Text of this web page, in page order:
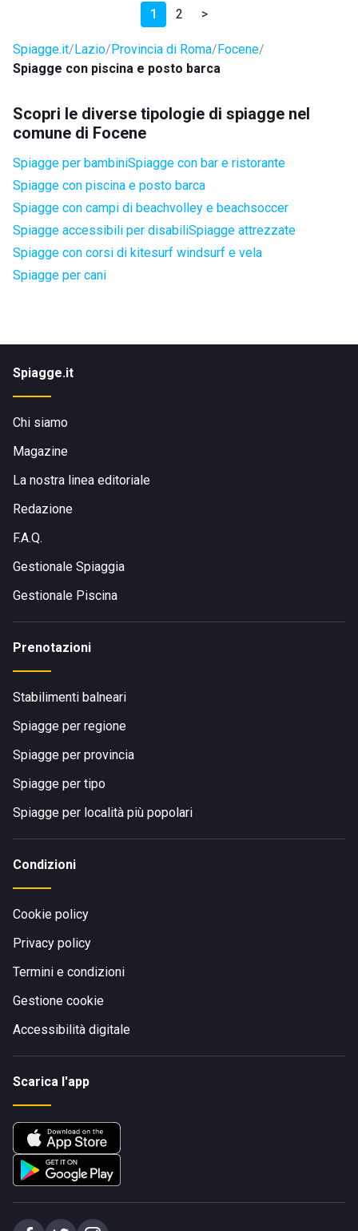
1 2 >
Spiagge.it Lazio Provincia di Roma Focene
Spiagge con piscina e posto barca
Scopri le diverse tipologie di spiagge nel
comune di Focene
Spiagge per bambiniSpiagge con bar e ristorante
Spiagge con piscina e posto barca
Spiagge con campi di beachvolley e beachsoccer
Spiagge accessibili per disabiliSpiagge attrezzate
Spiagge con corsi di kitesurf windsurf e vela
Spiagge per cani
Spiagge.it
Chi siamo
Magazine
La nostra linea editoriale
Redazione
F.A.Q.
Gestionale Spiaggia
Gestionale Piscina
Prenotazioni
Stabilimenti balneari
Spiagge per regione
Spiagge per provincia
Spiagge per tipo
Spiagge per località più popolari
Condizioni
Cookie policy
Privacy policy
Termini e condizioni
Gestione cookie
Accessibilità digitale
Scarica l'app